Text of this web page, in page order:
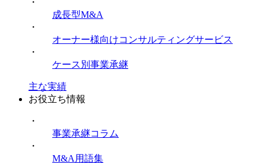
成長型M&A
・
オーナー様向けコンサルティングサービス
・
ケース別事業承継
主な実績
お役立ち情報
・
事業承継コラム
・
M&A用語集